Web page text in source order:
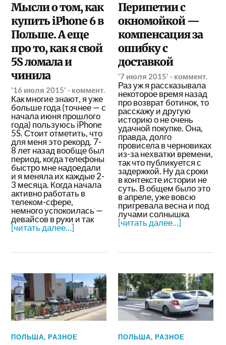
Мысли о том, как
купить iPhone 6 в
Польше. А еще
про то, как я свой
5S ломала и
чинила
'16 июля 2015' - коммент.
Как многие знают, я уже
больше года (точнее — с
начала июня прошлого
года) пользуюсь iPhone
5S. Стоит отметить, что
для меня это рекорд. 7-
8 лет назад вообще был
период, когда телефоны
быстро мне надоедали
и я меняла их каждые 2-
3 месяца. Когда начала
активно работать в
телеком-сфере,
немного успокоилась —
девайсов в руки и так
[читать далее…]
Перипетии с
окномойкой —
компенсация за
ошибку с
доставкой
'7 июля 2015' - коммент.
Раз уж я рассказывала
некоторое время назад
про возврат ботинок, то
расскажу и другую
историю о не очень
удачной покупке. Она,
правда, долго
провисела в черновиках
из-за нехватки времени,
так что публикуется с
задержкой. Ну да сроки
в контексте истории не
суть. В общем было это
в апреле, уже вовсю
пригревала весна и под
лучами солнышка
[читать далее…]
ПОЛЬША,РАЗНОЕ ПОЛЬША,РАЗНОЕ